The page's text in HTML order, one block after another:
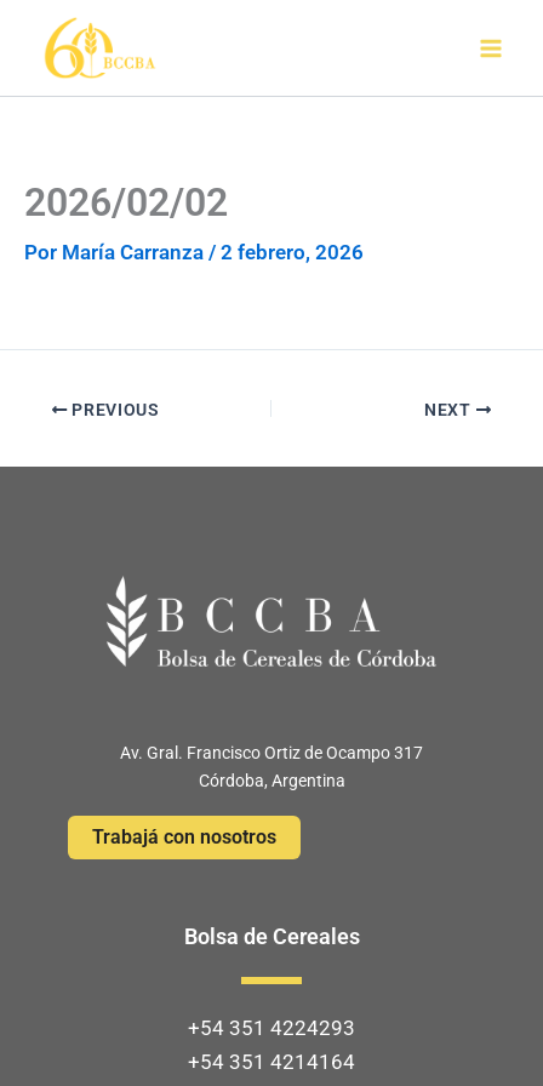
contenido
2026/02/02
Por María Carranza / 2 febrero, 2026
PREVIOUS NEXT
Av. Gral. Francisco Ortiz de Ocampo 317
Córdoba, Argentina
Trabajá con nosotros
Bolsa de Cereales
+54 351 4224293
+54 351 4214164